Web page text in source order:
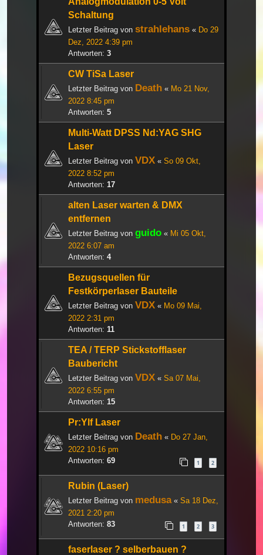
Schaltung
Letzter Beitrag von strahlehans « Do 29
Dez, 2022 4:39 pm
Antworten: 3
CW TiSa Laser
Letzter Beitrag von Death « Mo 21 Nov,
2022 8:45 pm
Antworten: 5
Multi-Watt DPSS Nd:YAG SHG
Laser
Letzter Beitrag von VDX « So 09 Okt,
2022 8:52 pm
Antworten: 17
alten Laser warten & DMX
entfernen
Letzter Beitrag von guido « Mi 05 Okt,
2022 6:07 am
Antworten: 4
Bezugsquellen für
Festkörperlaser Bauteile
Letzter Beitrag von VDX « Mo 09 Mai,
2022 2:31 pm
Antworten: 11
TEA / TERP Stickstofflaser
Baubericht
Letzter Beitrag von VDX « Sa 07 Mai,
2022 6:55 pm
Antworten: 15
Pr:Ylf Laser
Letzter Beitrag von Death « Do 27 Jan,
2022 10:16 pm
Antworten: 69 1 2
Rubin (Laser)
Letzter Beitrag von medusa« Sa 18 Dez,
2021 2:20 pm
Antworten: 83 1 2 3
faserlaser ? selberbauen ?